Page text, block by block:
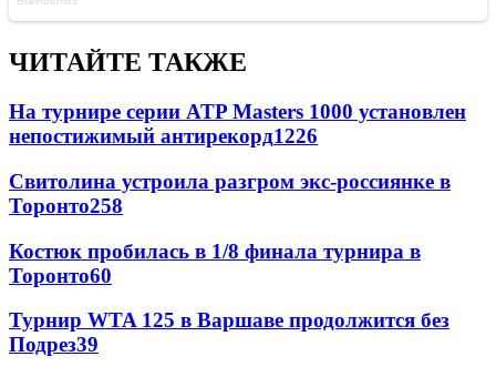
ЧИТАЙТЕ ТАКЖЕ
На турнире серии ATP Masters 1000 установлен
непостижимый антирекорд1226
Свитолина устроила разгром экс-россиянке в
Торонто258
Костюк пробилась в 1/8 финала турнира в
Торонто60
Турнир WTA 125 в Варшаве продолжится без
Подрез39